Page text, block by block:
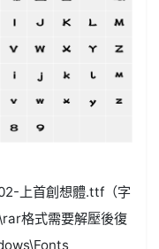
上首創想體.ttf（字
格式需要解壓後復